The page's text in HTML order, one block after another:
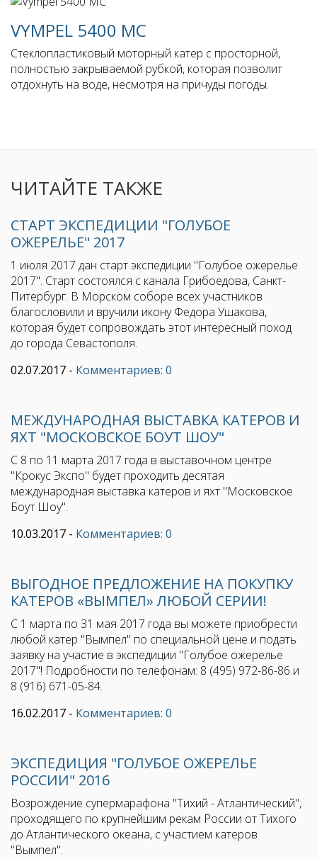
VYMPEL 5400 MC
Стеклопластиковый моторный катер с просторной,
полностью закрываемой рубкой, которая позволит
отдохнуть на воде, несмотря на причуды погоды.
ЧИТАЙТЕ ТАКЖЕ
СТАРТ ЭКСПЕДИЦИИ "ГОЛУБОЕ
ОЖЕРЕЛЬЕ" 2017
1 июля 2017 дан старт экспедиции "Голубое ожерелье
2017". Старт состоялся с канала Грибоедова, Санкт-
Питербург. В Морском соборе всех участников
благословили и вручили икону Федора Ушакова,
которая будет сопровождать этот интересный поход
до города Севастополя.
02.07.2017 - Комментариев: 0
МЕЖДУНАРОДНАЯ ВЫСТАВКА КАТЕРОВ И
ЯХТ "МОСКОВСКОЕ БОУТ ШОУ"
С 8 по 11 марта 2017 года в выставочном центре
"Крокус Экспо" будет проходить десятая
международная выставка катеров и яхт "Московское
Боут Шоу".
10.03.2017 - Комментариев: 0
ВЫГОДНОЕ ПРЕДЛОЖЕНИЕ НА ПОКУПКУ
КАТЕРОВ «ВЫМПЕЛ» ЛЮБОЙ СЕРИИ!
С 1 марта по 31 мая 2017 года вы можете приобрести
любой катер "Вымпел" по специальной цене и подать
заявку на участие в экспедиции "Голубое ожерелье
2017"! Подробности по телефонам: 8 (495) 972-86-86 и
8 (916) 671-05-84.
16.02.2017 - Комментариев: 0
ЭКСПЕДИЦИЯ "ГОЛУБОЕ ОЖЕРЕЛЬЕ
РОССИИ" 2016
Возрождение супермарафона "Тихий - Атлантический",
проходящего по крупнейшим рекам России от Тихого
до Атлантического океана, с участием катеров
"Вымпел".